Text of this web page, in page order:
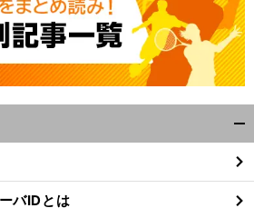
閉
る
バIDとは